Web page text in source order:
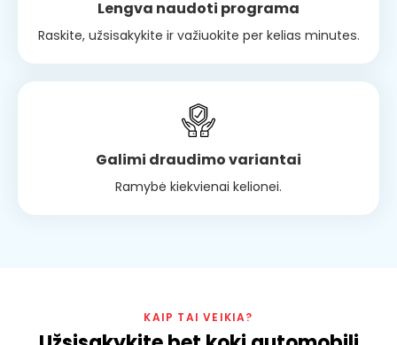
Lengva naudoti programa
Raskite, užsisakykite ir važiuokite per kelias minutes.
Galimi draudimo variantai
Ramybė kiekvienai kelionei.
KAIP TAI VEIKIA?